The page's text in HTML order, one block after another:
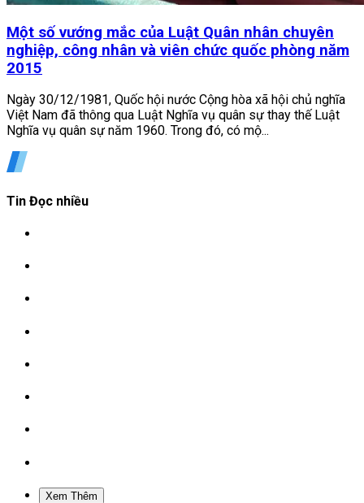
Một số vướng mắc của Luật Quân nhân chuyên
nghiệp, công nhân và viên chức quốc phòng năm
2015
Ngày 30/12/1981, Quốc hội nước Cộng hòa xã hội chủ nghĩa
Việt Nam đã thông qua Luật Nghĩa vụ quân sự thay thế Luật
Nghĩa vụ quân sự năm 1960. Trong đó, có mộ...
Tin Đọc nhiều
Xem Thêm